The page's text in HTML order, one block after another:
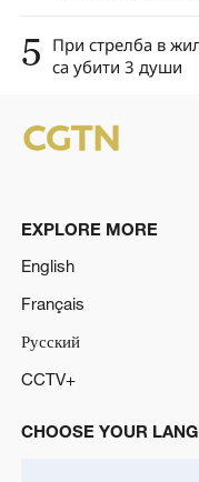
5 При стрелба в
са убити 3 души
EXPLORE MORE
English
Français
Русский
CCTV+
CHOOSE YOUR